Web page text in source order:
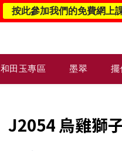
和田玉專區 墨翠
J2054 烏雞獅
按此參加我們的免費網上